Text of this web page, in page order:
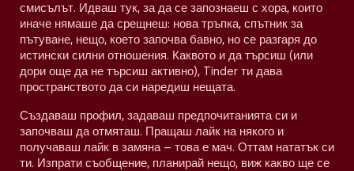
смисълът. Идваш тук, за да се запознаеш с хора, които
иначе нямаше да срещнеш: нова тръпка, спътник за
пътуване, нещо, което започва бавно, но се разгаря до
истински силни отношения. Каквото и да търсиш (или
дори още да не търсиш активно), Tinder ти дава
пространството да си наредиш нещата.
Създаваш профил, задаваш предпочитанията си и
започваш да отмяташ. Пращаш лайк на някого и
получаваш лайк в замяна – това е мач. Оттам нататък си
ти. Изпрати съобщение, планирай нещо, виж какво ще се